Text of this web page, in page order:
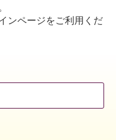
ンページをご利用くだ